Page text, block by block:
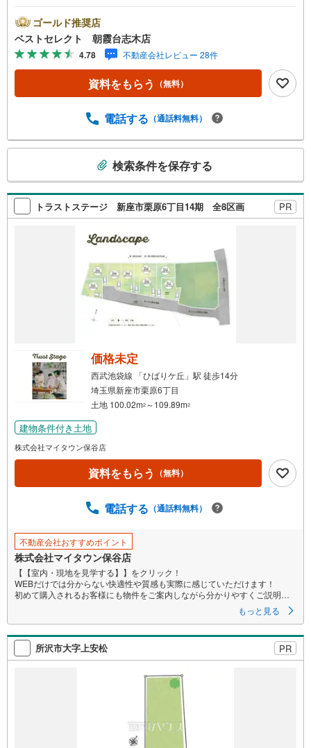
ス。・幹線道路から1本入った穏やかな住環境。・建築条件
なしですので,お好きなハウスメーカーで建築が可能です！
■周辺環境のご紹介■・新座市立第四小学校まで徒歩約28分
の立地。・毎日の買物に便利な徒歩約9分のアコレ 朝霞膝
折店。・富岡医院まで徒歩約11分,かかりつけの病院を近く
にもてると安心ですね。・野火止八丁目第1ポケットパーク
電話でのご予約のほうがスムーズにご対応できます】内覧
ください！）●見学のご希望はインターネットでの予約も可
能です●［室内・現地を見学する］ボタンをクリック！当日
の見学も受付ておりますのでお気軽にご相談ください！
ゴールド推奨店
ベストセレクト 朝霞台志木店
4.78 不動産会社レビュー 28件
資料をもらう （無料）
電話する （通話料無料）
検
索
条
マ
イ
ペ
ジ
存
す
検索条件を保存する
トラストステージ 新座市栗原6丁目14期 全8区画 PR
価格未定
西武池袋線 「ひばりケ丘」駅 徒歩14分
埼玉県新座市栗原6丁目
土地 100.02m2 ～109.89m2
建物条件付き土地
株式会社マイタウン保谷店
資料をもらう （無料）
電話する （通話料無料）
不動産会社おすすめポイント
株式会社マイタウン保谷店
【【室内・現地を見学する】】をクリック！
WEBだけでは分からない快適性や質感も実際に感じていただけます！
初めて購入されるお客様にも物件をご案内しながら分かりやすくご説明い
■【営業時間 午前9時～午後8時（定休日:火・水）】
こちらの時間帯はお電話でのお問い合わせがスムーズにご案内できます。
■物件資料のご請求もお気軽にお問い合わせください
ネットにないものも店舗でご紹介いたします！
幅員6.0m道路に面し開放的な全8区画！自由設計対応！
■公園が充実した緑豊かな住宅地
■幅員6.0m開発道路に面し駐車ラクラク
もっと見る
所沢市大字上安松 PR